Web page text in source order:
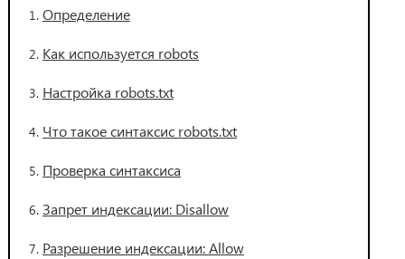
Определение
Как используется robots
Настройка robots.txt
Что такое синтаксис robots.txt
Проверка синтаксиса
Запрет индексации: Disallow
Разрешение индексации: Allow